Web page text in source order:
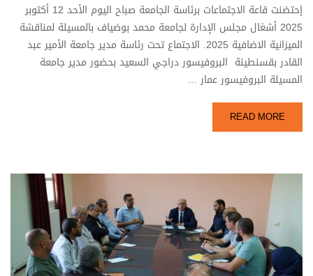
إحتضنت قاعة الاجتماعات برئاسة الجامعة صباح اليوم الأحد 12 أكتوبر
2025 أشغال مجلس الإدارة لجامعة محمد بوضياف بالمسيلة لمناقشة
الميزانية الاضافية 2025. الاجتماع تحت رئاسة مدير جامعة الأمير عبد
القادر بقسنطينة البروفيسور دراجي السعيد بحضور مدير جامعة
المسيلة البروفيسور عمار …
READ MORE